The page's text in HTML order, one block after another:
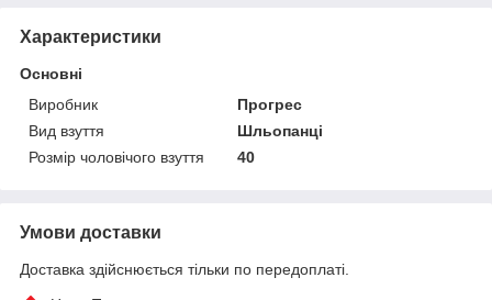
Характеристики
Основні
Виробник
Прогрес
Вид взуття
Шльопанці
Розмір чоловічого взуття
40
Умови доставки
Доставка здійснюється тільки по передоплаті.